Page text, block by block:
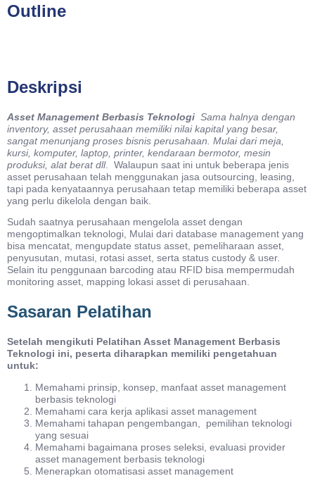
Outline
Deskripsi
Asset Management Berbasis Teknologi Sama halnya dengan
inventory, asset perusahaan memiliki nilai kapital yang besar,
sangat menunjang proses bisnis perusahaan. Mulai dari meja,
kursi, komputer, laptop, printer, kendaraan bermotor, mesin
produksi, alat berat dll. Walaupun saat ini untuk beberapa jenis
asset perusahaan telah menggunakan jasa outsourcing, leasing,
tapi pada kenyataannya perusahaan tetap memiliki beberapa asset
yang perlu dikelola dengan baik.
Sudah saatnya perusahaan mengelola asset dengan
mengoptimalkan teknologi, Mulai dari database management yang
bisa mencatat, mengupdate status asset, pemeliharaan asset,
penyusutan, mutasi, rotasi asset, serta status custody & user.
Selain itu penggunaan barcoding atau RFID bisa mempermudah
monitoring asset, mapping lokasi asset di perusahaan.
Sasaran Pelatihan
Setelah mengikuti Pelatihan Asset Management Berbasis
Teknologi ini, peserta diharapkan memiliki pengetahuan
untuk:
Memahami prinsip, konsep, manfaat asset management
berbasis teknologi
Memahami cara kerja aplikasi asset management
Memahami tahapan pengembangan, pemilihan teknologi
yang sesuai
Memahami bagaimana proses seleksi, evaluasi provider
asset management berbasis teknologi
Menerapkan otomatisasi asset management